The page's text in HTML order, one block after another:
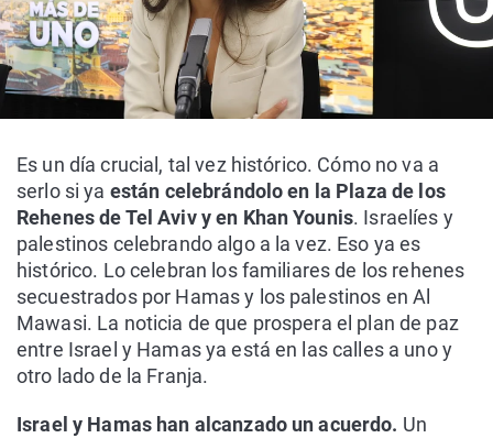
Es un día crucial, tal vez histórico. Cómo no va a
serlo si ya están celebrándolo en la Plaza de los
Rehenes de Tel Aviv y en Khan Younis. Israelíes y
palestinos celebrando algo a la vez. Eso ya es
histórico. Lo celebran los familiares de los rehenes
secuestrados por Hamas y los palestinos en Al
Mawasi. La noticia de que prospera el plan de paz
entre Israel y Hamas ya está en las calles a uno y
otro lado de la Franja.
Israel y Hamas han alcanzado un acuerdo. Un